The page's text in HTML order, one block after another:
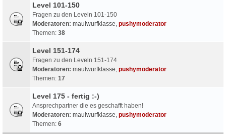
Level 101-150
Fragen zu den Leveln 101-150
Moderatoren: maulwurfklasse, pushymoderator
Themen: 38
Level 151-174
Fragen zu den Leveln 151-174
Moderatoren: maulwurfklasse, pushymoderator
Themen: 17
Level 175 - fertig :-)
Ansprechpartner die es geschafft haben!
Moderatoren: maulwurfklasse, pushymoderator
Themen: 6